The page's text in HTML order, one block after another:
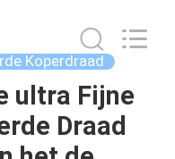
Koperdraad
ultra Fijne
Draad